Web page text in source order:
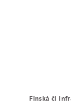
Finská či